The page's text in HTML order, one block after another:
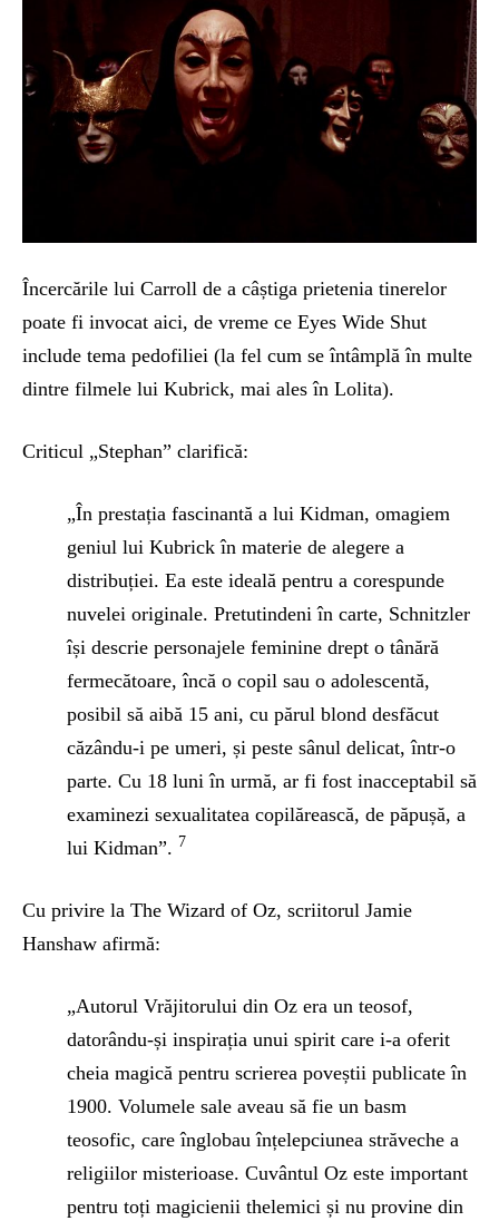
Încercările lui Carroll de a câștiga prietenia tinerelor
poate fi invocat aici, de vreme ce Eyes Wide Shut
include tema pedofiliei (la fel cum se întâmplă în multe
dintre filmele lui Kubrick, mai ales în Lolita).
Criticul „Stephan” clarifică:
„În prestația fascinantă a lui Kidman, omagiem
geniul lui Kubrick în materie de alegere a
distribuției. Ea este ideală pentru a corespunde
nuvelei originale. Pretutindeni în carte, Schnitzler
își descrie personajele feminine drept o tânără
fermecătoare, încă o copil sau o adolescentă,
posibil să aibă 15 ani, cu părul blond desfăcut
căzându-i pe umeri, și peste sânul delicat, într-o
parte. Cu 18 luni în urmă, ar fi fost inacceptabil să
examinezi sexualitatea copilărească, de păpușă, a
lui Kidman”. 7
Cu privire la The Wizard of Oz, scriitorul Jamie
Hanshaw afirmă:
„Autorul Vrăjitorului din Oz era un teosof,
datorându-și inspirația unui spirit care i-a oferit
cheia magică pentru scrierea poveștii publicate în
1900. Volumele sale aveau să fie un basm
teosofic, care înglobau înțelepciunea străveche a
religiilor misterioase. Cuvântul Oz este important
pentru toți magicienii thelemici și nu provine din